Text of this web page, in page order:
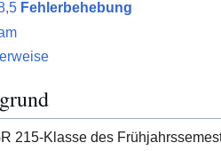
Fehlerbehebung
215-Klasse des